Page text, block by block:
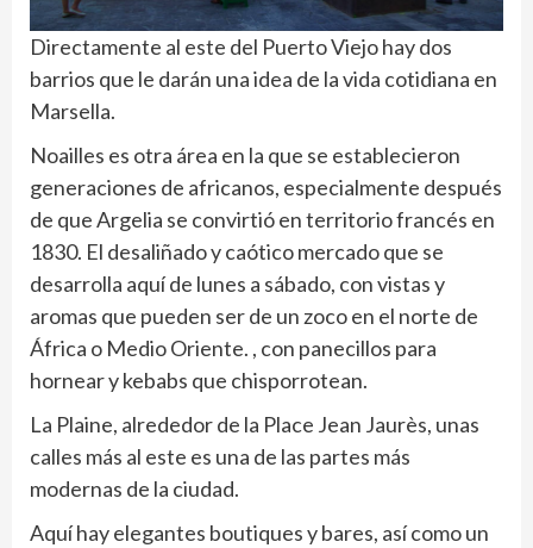
Directamente al este del Puerto Viejo hay dos
barrios que le darán una idea de la vida cotidiana en
Marsella.
Noailles es otra área en la que se establecieron
generaciones de africanos, especialmente después
de que Argelia se convirtió en territorio francés en
1830. El desaliñado y caótico mercado que se
desarrolla aquí de lunes a sábado, con vistas y
aromas que pueden ser de un zoco en el norte de
África o Medio Oriente. , con panecillos para
hornear y kebabs que chisporrotean.
La Plaine, alrededor de la Place Jean Jaurès, unas
calles más al este es una de las partes más
modernas de la ciudad.
Aquí hay elegantes boutiques y bares, así como un